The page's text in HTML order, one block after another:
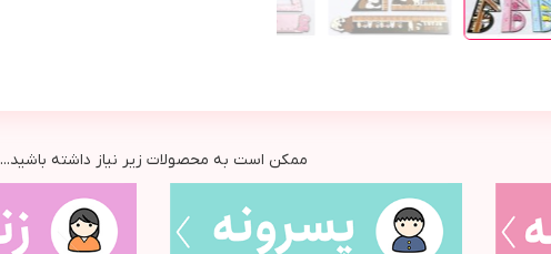
ممکن است به محصولات زیر نیاز داشته باشید...